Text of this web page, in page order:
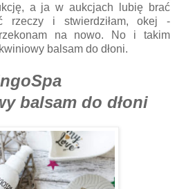
a ja w aukcjach lubię brać
rzeczy i stwierdziłam, okej -
na nowo. No i takim
balsam do dłoni.
balsam do dłoni